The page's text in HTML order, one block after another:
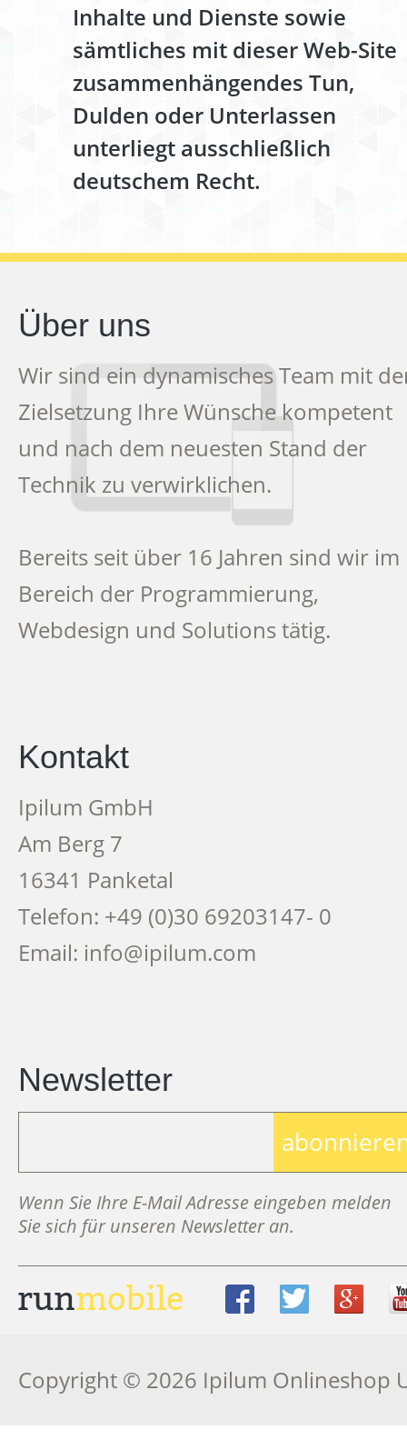
Inhalte und Dienste sowie
sämtliches mit dieser Web-Site
zusammenhängendes Tun,
Dulden oder Unterlassen
unterliegt ausschließlich
deutschem Recht.
Über uns
Wir sind ein dynamisches Team mit
Zielsetzung Ihre Wünsche kompetent
und nach dem neuesten Stand der
Technik zu verwirklichen.
Bereits seit über 16 Jahren sind wir im
Bereich der Programmierung,
Webdesign und Solutions tätig.
Kontakt
Ipilum GmbH
Am Berg 7
16341 Panketal
Telefon: +49 (0)30 69203147- 0
Email: info@ipilum.com
Newsletter
Wenn Sie Ihre E-Mail Adresse eingeben melden
Sie sich für unseren Newsletter an.
Copyright © 2026 Ipilum Onlineshop